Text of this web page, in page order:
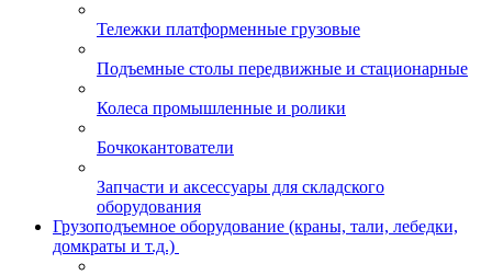
Тележки платформенные грузовые
Подъемные столы передвижные и стационарные
Колеса промышленные и ролики
Бочкокантователи
Запчасти и аксессуары для складского
оборудования
Грузоподъемное оборудование (краны, тали, лебедки,
домкраты и т.д.)